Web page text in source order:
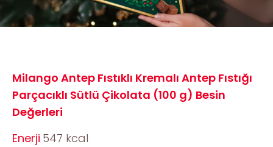
Milango Antep Fıstıklı Kremalı Antep Fıstığı
Parçacıklı Sütlü Çikolata (100 g) Besin
Değerleri
Enerji 547 kcal